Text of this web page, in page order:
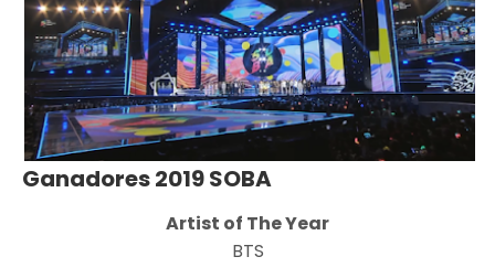
Ganadores 2019 SOBA
Artist of The Year
BTS